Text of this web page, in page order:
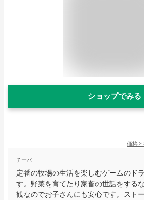
ショップでみる
価格
チーパ
定番の牧場の生活を楽しむゲームのド
す。野菜を育てたり家畜の世話をする
観なのでお子さんにも安心です。スト